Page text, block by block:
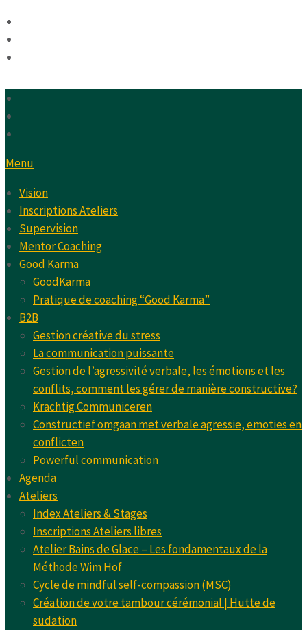
Menu
Vision
Inscriptions Ateliers
Supervision
Mentor Coaching
Good Karma
GoodKarma
Pratique de coaching “Good Karma”
B2B
Gestion créative du stress
La communication puissante
Gestion de l’agressivité verbale, les émotions et les
conflits, comment les gérer de manière constructive?
Krachtig Communiceren
Constructief omgaan met verbale agressie, emoties en
conflicten
Powerful communication
Agenda
Ateliers
Index Ateliers & Stages
Inscriptions Ateliers libres
Atelier Bains de Glace – Les fondamentaux de la
Méthode Wim Hof
Cycle de mindful self-compassion (MSC)
Création de votre tambour cérémonial | Hutte de
sudation